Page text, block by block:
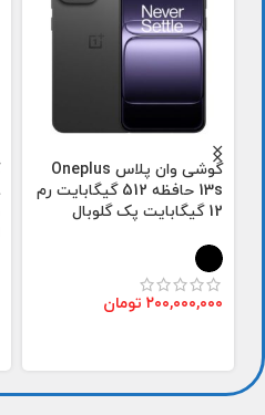
گوشی وان پلاس Oneplus
13s حافظه 512 گیگابایت رم
12 گیگابایت پک گلوبال
۲۰۰,۰۰۰,۰۰۰ تومان